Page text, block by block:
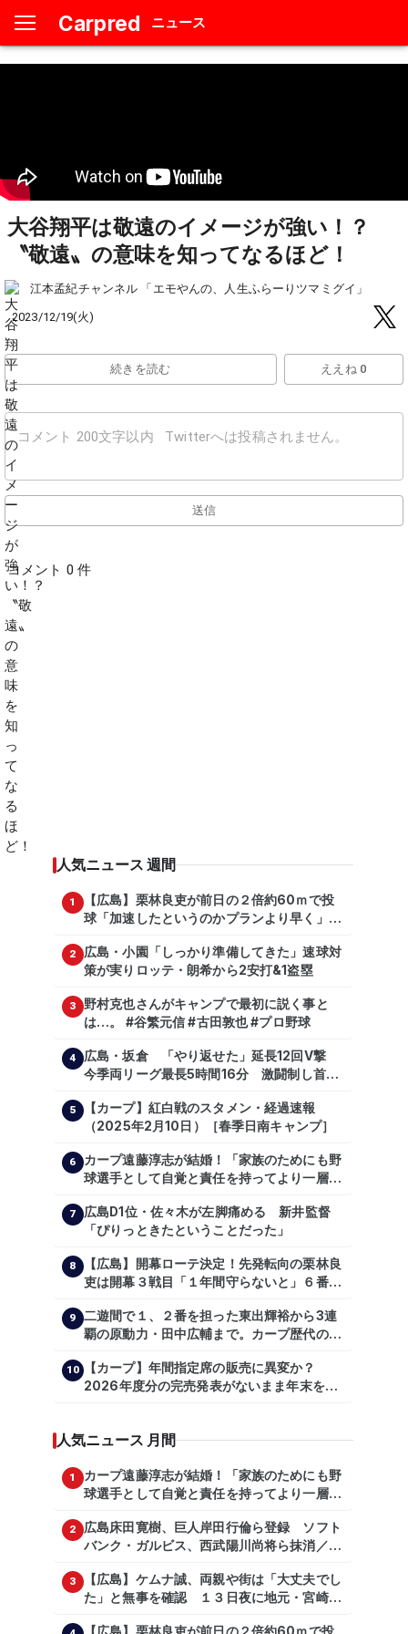
Carpred ニュース
大谷翔平は敬遠のイメージが強い！？
〝敬遠〟の意味を知ってなるほど！
江本孟紀チャンネル 「エモやんの、人生ふらーりツマミグイ」
2023/12/19(火)
続きを読む ええね 0
送信
コメント 0 件
人気ニュース 週間
1
【広島】栗林良吏が前日の２倍約60ｍで投
球「加速したというのかプランより早く」自
2
広島・小園「しっかり準備してきた」速球対
策が実りロッテ・朗希から2安打&1盗塁
3
野村克也さんがキャンプで最初に説く事と
は…。 #谷繁元信 #古田敦也 #プロ野球
4
広島・坂倉 「やり返せた」延長12回V撃
今季両リーグ最長5時間16分 激闘制し首位
5
【カープ】紅白戦のスタメン・経過速報
（2025年2月10日）［春季日南キャンプ］
6
カープ遠藤淳志が結婚！「家族のためにも野
球選手として自覚と責任を持ってより一層頑
7
広島D1位・佐々木が左脚痛める 新井監督
「ぴりっときたということだった」
8
【広島】開幕ローテ決定！先発転向の栗林良
吏は開幕３戦目「１年間守らないと」６番手
9
二遊間で１、２番を担った東出輝裕から3連
覇の原動力・田中広輔まで。カープ歴代のシ
10
【カープ】年間指定席の販売に異変か？
2026年度分の完売発表がないまま年末を迎
人気ニュース 月間
1
カープ遠藤淳志が結婚！「家族のためにも野
球選手として自覚と責任を持ってより一層頑
2
広島床田寛樹、巨人岸田行倫ら登録 ソフト
バンク・ガルビス、西武陽川尚将ら抹消／２
3
【広島】ケムナ誠、両親や街は「大丈夫でし
た」と無事を確認 １３日夜に地元・宮崎県